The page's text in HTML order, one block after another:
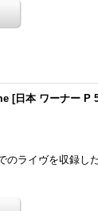
[日本 ワーナー P
ライヴを収録し